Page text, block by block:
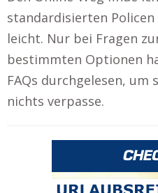
standardisierten
leicht. Nur bei Fragen
bestimmten Optionen
FAQs durchgelesen, um
nichts verpasse.